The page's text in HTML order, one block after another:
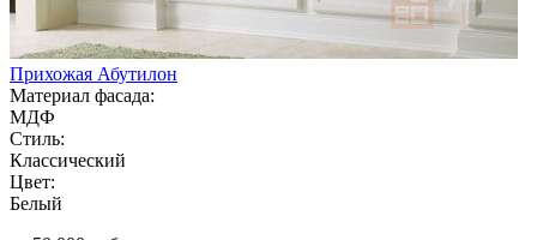
Прихожая Абутилон
Материал фасада:
МДФ
Стиль:
Классический
Цвет:
Белый